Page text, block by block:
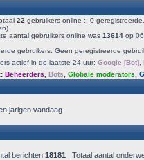
22 gebruikers online :: 0
aantal gebruikers online was 13614 op
gebruikers: Geen geregistreerde
actief in de laatste 24 uur: Google [Bot]
Beheerders Bots Globale moderators
jarigen vandaag
berichten 18181 | Totaal aantal